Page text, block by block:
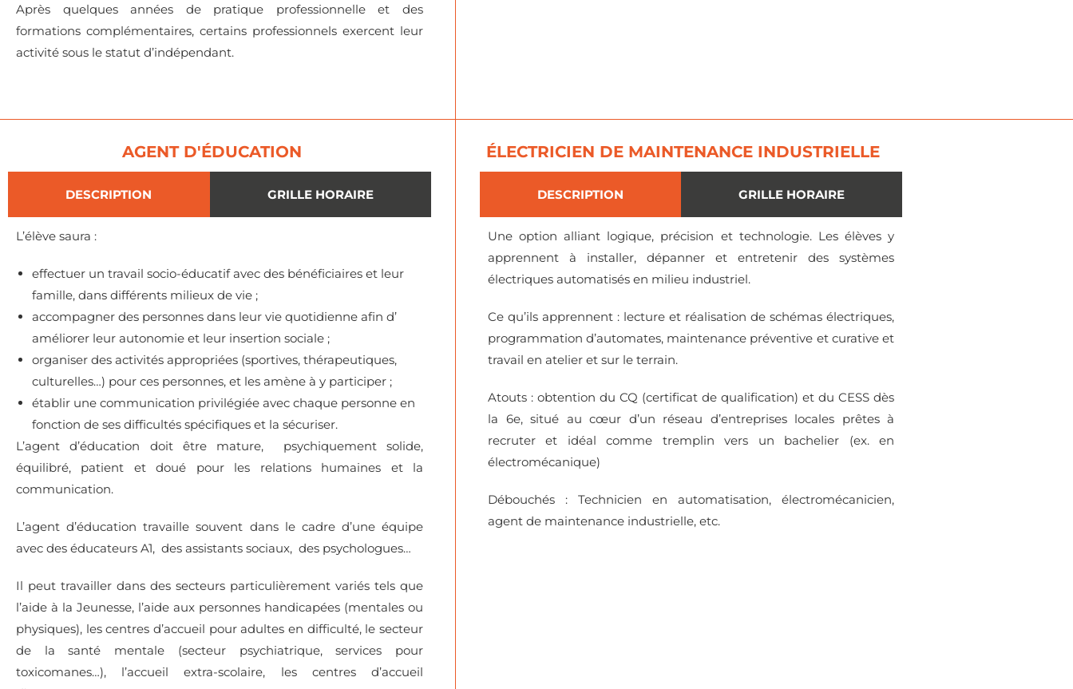
Après quelques années de pratique professionnelle et des
formations complémentaires, certains professionnels exercent leur
activité sous le statut d’indépendant.
AGENT D'ÉDUCATION
DESCRIPTION GRILLE HORAIRE
L’élève saura :
effectuer un travail socio-éducatif avec des bénéficiaires et leur
famille, dans différents milieux de vie ;
accompagner des personnes dans leur vie quotidienne afin d’
améliorer leur autonomie et leur insertion sociale ;
organiser des activités appropriées (sportives, thérapeutiques,
culturelles…) pour ces personnes, et les amène à y participer ;
établir une communication privilégiée avec chaque personne en
fonction de ses difficultés spécifiques et la sécuriser.
L’agent d’éducation doit être mature, psychiquement solide,
équilibré, patient et doué pour les relations humaines et la
communication.
L’agent d’éducation travaille souvent dans le cadre d’une équipe
avec des éducateurs A1, des assistants sociaux, des psychologues…
Il peut travailler dans des secteurs particulièrement variés tels que
l’aide à la Jeunesse, l’aide aux personnes handicapées (mentales ou
physiques), les centres d’accueil pour adultes en difficulté, le secteur
de la santé mentale (secteur psychiatrique, services pour
toxicomanes…),
l’accueil extra-scolaire, les centres d’accueil
ÉLECTRICIEN DE MAINTENANCE INDUSTRIELLE
DESCRIPTION GRILLE HORAIRE
Une option alliant logique, précision et technologie. Les élèves y
apprennent à installer, dépanner et entretenir des systèmes
électriques automatisés en milieu industriel.
Ce qu’ils apprennent : lecture et réalisation de schémas électriques,
programmation d’automates, maintenance préventive et curative et
travail en atelier et sur le terrain.
Atouts : obtention du CQ (certificat de qualification) et du CESS dès
la 6e, situé au cœur d’un réseau d’entreprises locales prêtes à
recruter et idéal comme tremplin vers un bachelier (ex. en
électromécanique)
Débouchés : Technicien en automatisation, électromécanicien,
agent de maintenance industrielle, etc.